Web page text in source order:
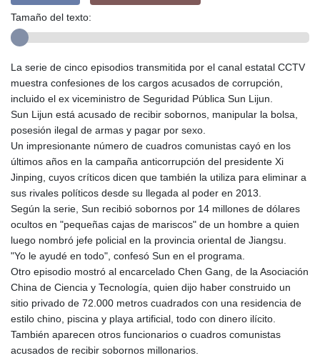
Tamaño del texto:
La serie de cinco episodios transmitida por el canal estatal CCTV
muestra confesiones de los cargos acusados de corrupción,
incluido el ex viceministro de Seguridad Pública Sun Lijun.
Sun Lijun está acusado de recibir sobornos, manipular la bolsa,
posesión ilegal de armas y pagar por sexo.
Un impresionante número de cuadros comunistas cayó en los
últimos años en la campaña anticorrupción del presidente Xi
Jinping, cuyos críticos dicen que también la utiliza para eliminar a
sus rivales políticos desde su llegada al poder en 2013.
Según la serie, Sun recibió sobornos por 14 millones de dólares
ocultos en "pequeñas cajas de mariscos" de un hombre a quien
luego nombró jefe policial en la provincia oriental de Jiangsu.
"Yo le ayudé en todo", confesó Sun en el programa.
Otro episodio mostró al encarcelado Chen Gang, de la Asociación
China de Ciencia y Tecnología, quien dijo haber construido un
sitio privado de 72.000 metros cuadrados con una residencia de
estilo chino, piscina y playa artificial, todo con dinero ilícito.
También aparecen otros funcionarios o cuadros comunistas
acusados de recibir sobornos millonarios.